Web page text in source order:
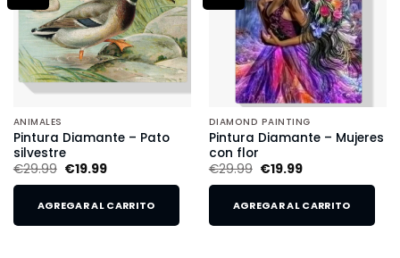
ANIMALES
Pintura Diamante – Pato
silvestre
€29.99 €19.99
AGREGAR AL CARRITO
DIAMOND PAINTING
Pintura Diamante – Mujeres
con flor
€29.99 €19.99
AGREGAR AL CARRITO